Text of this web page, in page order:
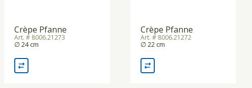
Crèpe Pfanne
Art. # 8006.21273
∅ 24 cm
Crèpe Pfanne
Art. # 8006.21272
∅ 22 cm